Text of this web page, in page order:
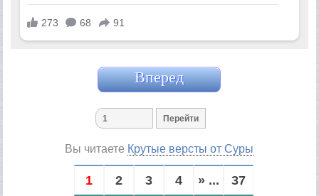
Вперед
Вы читаете Крутые версты от Суры
1 2 3 4 » ... 37